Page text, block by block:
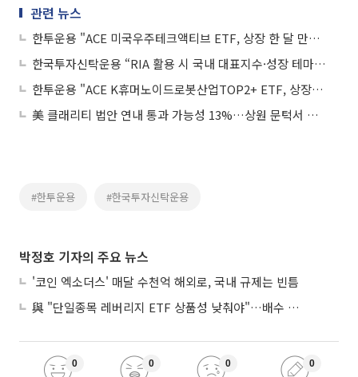
관련 뉴스
한투운용 "ACE 미국우주테크액티브 ETF, 상장 한 달 만에 순자산 2000억원 돌파"
한국투자신탁운용 “RIA 활용 시 국내 대표지수·성장 테마 ETF 주목”
한투운용 "ACE K휴머노이드로봇산업TOP2+ ETF, 상장 후 1개월 수익률 1위"
美 클래리티 법안 연내 통과 가능성 13%…상원 문턱서 제동
#한투운용 #한국투자신탁운용
박정호 기자의 주요 뉴스
'코인 엑소더스' 매달 수천억 해외로, 국내 규제는 빈틈
與 "단일종목 레버리지 ETF 상품성 낮춰야"…배수 조정안도 거론
0 0 0 0